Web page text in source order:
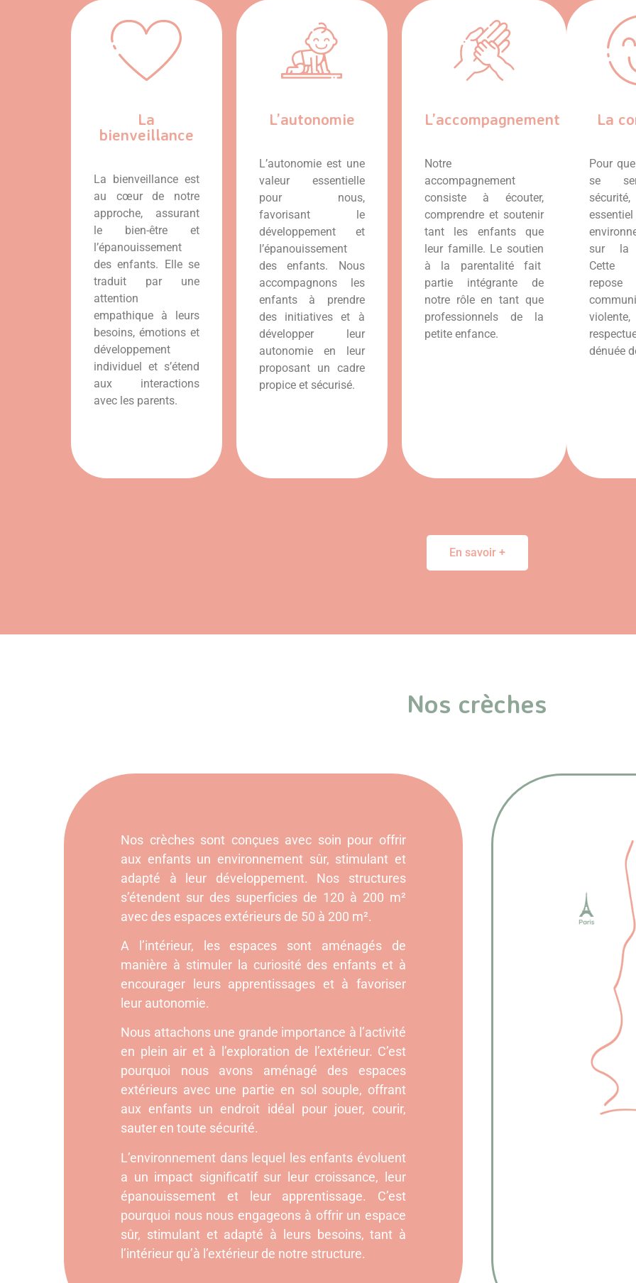
La
bienveillance
La bienveillance est
au cœur de notre
approche, assurant
le bien-être et
l’épanouissement
des enfants. Elle se
traduit par une
attention
empathique à leurs
besoins, émotions et
développement
individuel et s’étend
aux interactions
avec les parents.
L’autonomie
L’autonomie est une
valeur essentielle
pour nous,
favorisant le
développement et
l’épanouissement
des enfants. Nous
accompagnons les
enfants à prendre
des initiatives et à
développer leur
autonomie en leur
proposant un cadre
propice et sécurisé.
L’accompagnement
Notre
accompagnement
consiste à écouter,
comprendre et soutenir
tant les enfants que
leur famille. Le soutien
à la parentalité fait
partie intégrante de
notre rôle en tant que
professionnels de la
petite enfance.
La
Pour
se
sur la
Cette
dénuée
En savoir +
Nos crèches
Nos crèches sont conçues avec soin pour offrir
aux enfants un environnement sûr, stimulant et
adapté à leur développement. Nos structures
s’étendent sur des superficies de 120 à 200 m²
avec des espaces extérieurs de 50 à 200 m².
A l’intérieur, les espaces sont aménagés de
manière à stimuler la curiosité des enfants et à
encourager leurs apprentissages et à favoriser
leur autonomie.
Nous attachons une grande importance à l’activité
en plein air et à l’exploration de l’extérieur. C’est
pourquoi nous avons aménagé des espaces
extérieurs avec une partie en sol souple, offrant
aux enfants un endroit idéal pour jouer, courir,
sauter en toute sécurité.
L’environnement dans lequel les enfants évoluent
a un impact significatif sur leur croissance, leur
épanouissement et leur apprentissage. C’est
pourquoi nous nous engageons à offrir un espace
sûr, stimulant et adapté à leurs besoins, tant à
l’intérieur qu’à l’extérieur de notre structure.